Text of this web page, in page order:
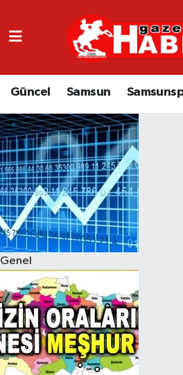
Güncel Samsun
Genel
GÜNCEL
SAMSUN
SAMSUNSPOR
EKONOMİ
YAŞAM